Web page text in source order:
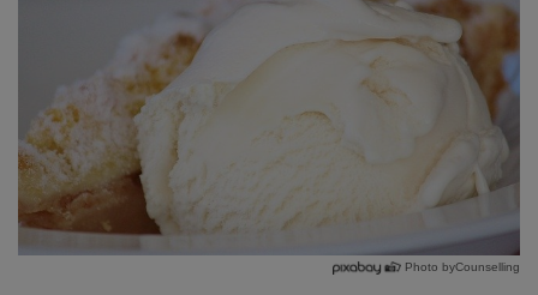
Photo byCounselling